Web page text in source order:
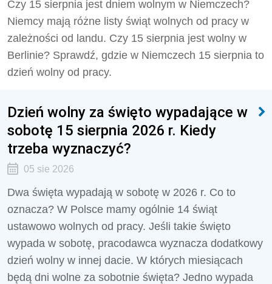
Czy 15 sierpnia jest dniem wolnym w Niemczech?
Niemcy mają różne listy świąt wolnych od pracy w
zależności od landu. Czy 15 sierpnia jest wolny w
Berlinie? Sprawdź, gdzie w Niemczech 15 sierpnia to
dzień wolny od pracy.
Dzień wolny za święto wypadające w
sobotę 15 sierpnia 2026 r. Kiedy
trzeba wyznaczyć?
05 sie 2026
Dwa święta wypadają w sobotę w 2026 r. Co to
oznacza? W Polsce mamy ogólnie 14 świąt
ustawowo wolnych od pracy. Jeśli takie święto
wypada w sobotę, pracodawca wyznacza dodatkowy
dzień wolny w innej dacie. W których miesiącach
będą dni wolne za sobotnie święta? Jedno wypada